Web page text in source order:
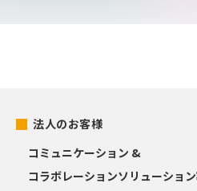
法人のお客様
コミュニケーション &
コラボレーションソリューショ